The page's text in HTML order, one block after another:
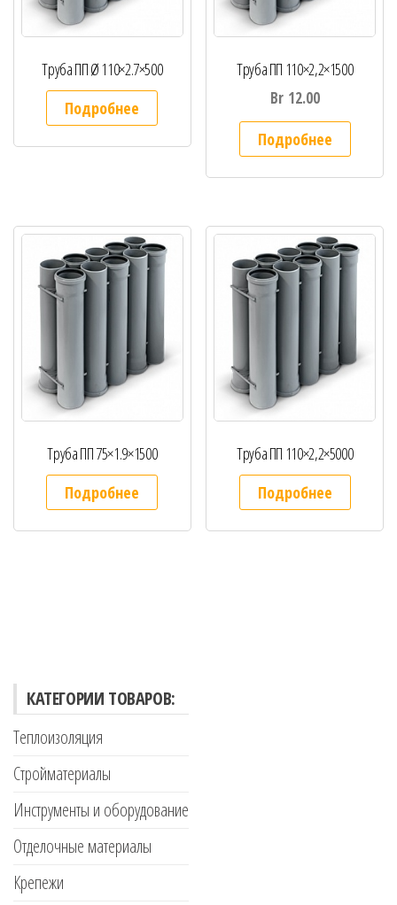
Труба ПП Ø 110×2.7×500
Подробнее
Труба ПП 110×2,2×1500
Br 12.00
Подробнее
Труба ПП 75×1.9×1500
Подробнее
Труба ПП 110×2,2×5000
Подробнее
КАТЕГОРИИ ТОВАРОВ:
Теплоизоляция
Стройматериалы
Инструменты и оборудование
Отделочные материалы
Крепежи